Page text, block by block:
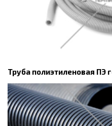
Труба полиэтиленовая ПЭ